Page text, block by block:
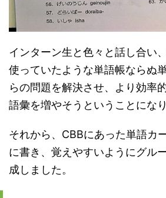
インターン生と色々と話し合い
使っていたような単語帳ならぬ
らの問題を解決させ、より効率
語彙を増やそうということになり
それから、CBBにあった単語カ
に書き、覚えやすいようにグル
成しました。